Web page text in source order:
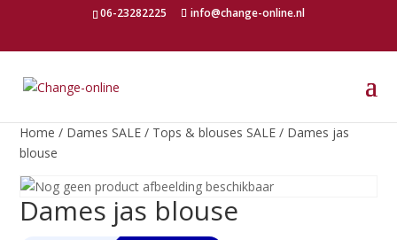
06-23282225 info@change-online.nl
Home / Dames SALE / Tops & blouses SALE / Dames jas
blouse
Dames jas blouse